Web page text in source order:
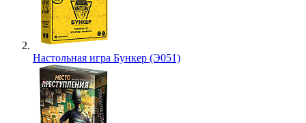
Настольная игра Бункер (Э051)